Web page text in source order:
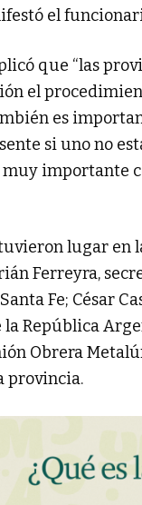
el
que “las
el
es
si uno no
muy importante
lugar en
Ferreyra,
Fe; César
República
Obrera
provincia.